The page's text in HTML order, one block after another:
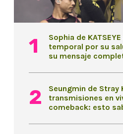
Sophia de
temporal por su
su mensaje
Seungmin de Stray
transmisiones en
comeback: esto